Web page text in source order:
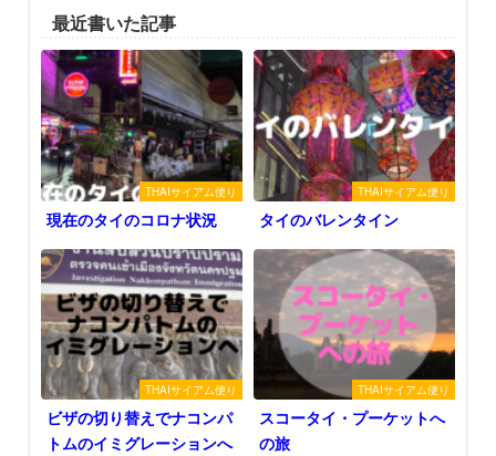
最近書いた記事
THAIサイアム便り
現在のタイのコロナ状況
THAIサイアム便り
タイのバレンタイン
THAIサイアム便り
ビザの切り替えでナコンパ
トムのイミグレーションへ
THAIサイアム便り
スコータイ・プーケットへ
の旅